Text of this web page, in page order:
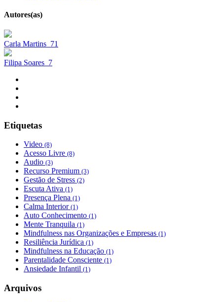
Autores(as)
Carla Martins 71
Filipa Soares 7
Etiquetas
Video (8)
Acesso Livre (8)
Audio (3)
Recurso Premium (3)
Gestão de Stress (2)
Escuta Ativa (1)
Presença Plena (1)
Calma Interior (1)
Auto Conhecimento (1)
Mente Tranquila (1)
Mindfulness nas Organizações e Empresas (1)
Resiliência Jurídica (1)
Mindfulness na Educação (1)
Parentalidade Consciente (1)
Ansiedade Infantil (1)
Arquivos